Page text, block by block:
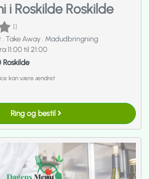
i Roskilde Roskilde
[]
. Take Away. Madudbringning
11:00 til 21:00
kan være ændret
Ring og bestil